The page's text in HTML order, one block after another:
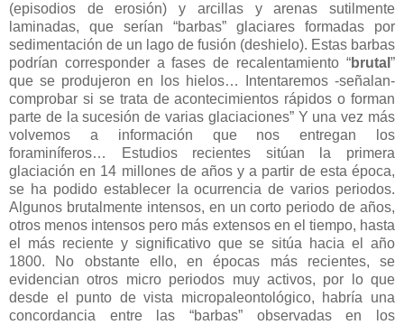
(episodios de erosión) y arcillas y arenas sutilmente
laminadas, que serían “barbas” glaciares formadas por
sedimentación de un lago de fusión (deshielo). Estas barbas
podrían corresponder a fases de recalentamiento “brutal ”
que se produjeron en los hielos… Intentaremos -señalan-
comprobar si se trata de acontecimientos rápidos o forman
parte de la sucesión de varias glaciaciones” Y una vez más
volvemos a información que nos entregan los
foraminíferos… Estudios recientes sitúan la primera
glaciación en 14 millones de años y a partir de esta época,
se ha podido establecer la ocurrencia de varios periodos.
Algunos brutalmente intensos, en un corto periodo de años,
otros menos intensos pero más extensos en el tiempo, hasta
el más reciente y significativo que se sitúa hacia el año
1800. No obstante ello, en épocas más recientes, se
evidencian otros micro periodos muy activos, por lo que
desde el punto de vista micropaleontológico, habría una
concordancia entre las “barbas” observadas en los